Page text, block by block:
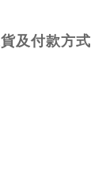
及付款方式